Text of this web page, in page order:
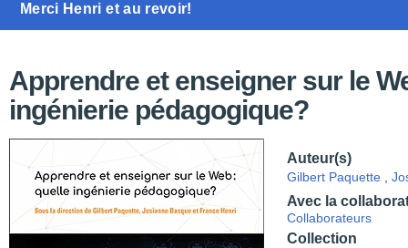
Merci Henri et au revoir!
Apprendre et enseigner sur le
ingénierie pédagogique?
Auteur(s)
Gilbert Paquette
Avec la
Collaborateurs
Collection